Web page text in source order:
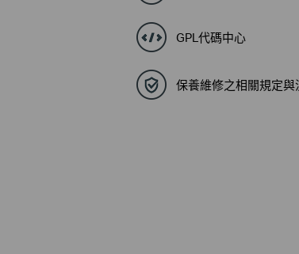
GPL代碼中心
保養維修之相關規定與